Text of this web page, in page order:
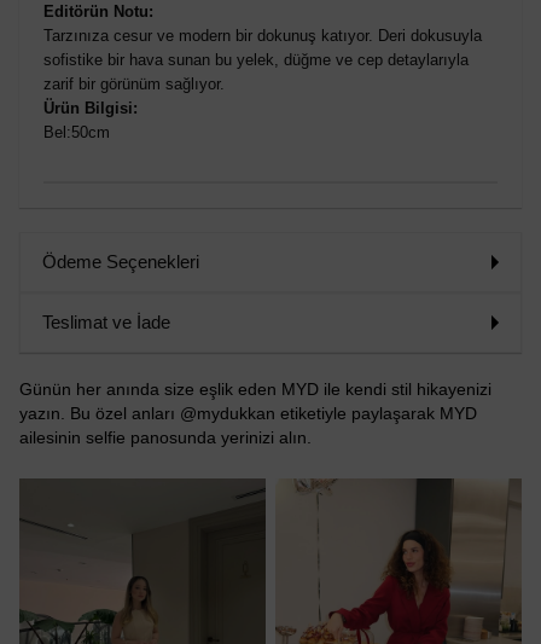
Editörün Notu:
Tarzınıza cesur ve modern bir dokunuş katıyor. Deri dokusuyla
sofistike bir hava sunan bu yelek, düğme ve cep detaylarıyla
zarif bir görünüm sağlıyor.
Ürün Bilgisi:
Bel:50cm
Ödeme Seçenekleri
Teslimat ve İade
Günün her anında size eşlik eden MYD ile kendi stil hikayenizi
yazın. Bu özel anları @mydukkan etiketiyle paylaşarak MYD
ailesinin selfie panosunda yerinizi alın.